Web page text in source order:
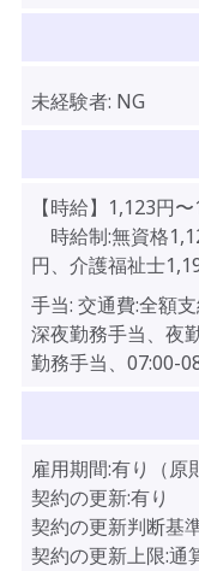
未経験者: NG
【時給】 1,123円〜
時給制:無資格
円、介護福祉士
手当: 交通費:全額
深夜勤務手当、夜
勤務手当、07:00-
雇用期間:有り（原
契約の更新:有り
契約の更新判断基
契約の更新上限:通